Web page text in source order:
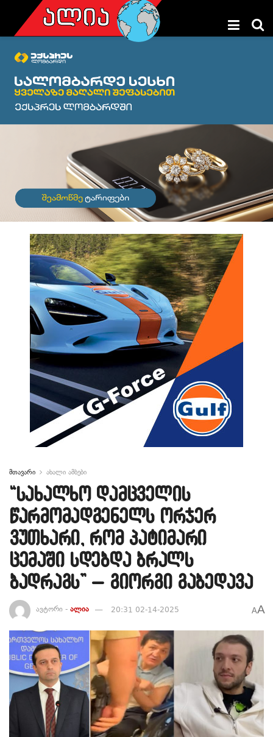
მთავარი ახალი ამბები
“სახალხო დამცველის
წარმომადგენელს ორჯერ
ვუთხარი, რომ პატიმარი
ცემაში სდებდა ბრალს
ბადრაგს” – გიორგი გაბედავა
ავტორი - ალია 20:31 02-14-2025 AA